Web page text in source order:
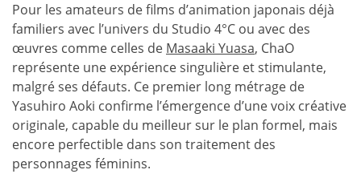
Pour les amateurs de films d’animation japonais déjà
familiers avec l’univers du Studio 4°C ou avec des
œuvres comme celles de Masaaki Yuasa, ChaO
représente une expérience singulière et stimulante,
malgré ses défauts. Ce premier long métrage de
Yasuhiro Aoki confirme l’émergence d’une voix créative
originale, capable du meilleur sur le plan formel, mais
encore perfectible dans son traitement des
personnages féminins.